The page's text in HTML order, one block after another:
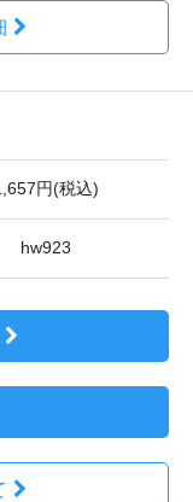
円(税込)
hw923